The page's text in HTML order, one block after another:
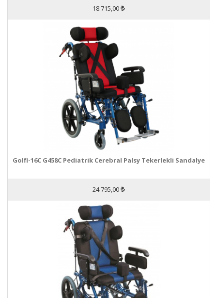
18.715,00
Golfi-16C G458C Pediatrik Cerebral Palsy Tekerlekli Sandalye
24.795,00